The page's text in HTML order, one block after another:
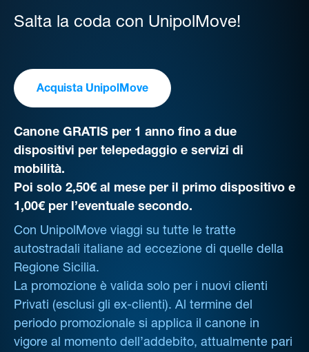
Salta la coda con UnipolMove!
Acquista UnipolMove
Canone GRATIS per 1 anno fino a due
dispositivi per telepedaggio e servizi di
mobilità.
Poi solo 2,50€ al mese per il primo dispositivo e
1,00€ per l’eventuale secondo.
Con UnipolMove viaggi su tutte le tratte
autostradali italiane ad eccezione di quelle della
Regione Sicilia.
La promozione è valida solo per i nuovi clienti
Privati (esclusi gli ex-clienti). Al termine del
periodo promozionale si applica il canone in
vigore al momento dell’addebito, attualmente pari